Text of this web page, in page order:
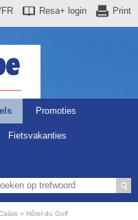
Print
Resa+ login
FR
Promoties
Fietsvakanties
Hôtel du Golf